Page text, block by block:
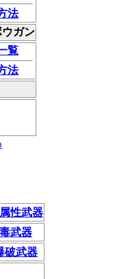
法
ガン
覧
法
性武器
毒武器
破武器